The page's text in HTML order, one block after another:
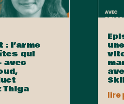
l’arme
qui
avec
Thiga
lire